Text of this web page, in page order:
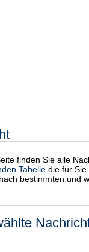
finden Sie alle
Tabelle die für
bestimmten und